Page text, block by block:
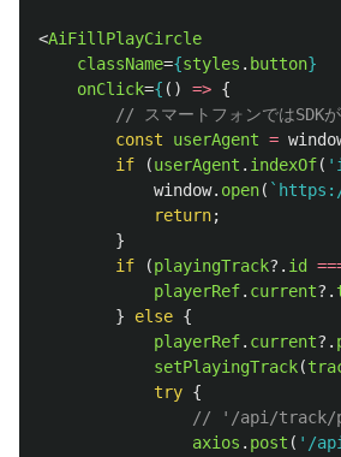
<AiFillPlayCircle
className={styles . button}
onClick={ () => {
// スマートフォンではSDK
const
userAgent =
if
(userAgent . indexOf( '
window. open(
return;
}
if
(playingTrack?. id
playerRef. current?.
}
else {
playerRef. current?.
setPlayingTrack(
try {
// '/api/track/
axios . post ( ' /